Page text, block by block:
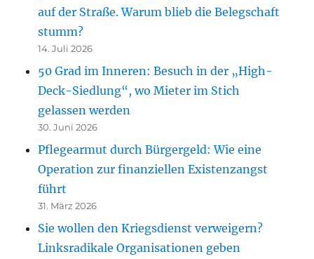
auf der Straße. Warum blieb die Belegschaft
stumm?
14. Juli 2026
50 Grad im Inneren: Besuch in der „High-
Deck-Siedlung“, wo Mieter im Stich
gelassen werden
30. Juni 2026
Pflegearmut durch Bürgergeld: Wie eine
Operation zur finanziellen Existenzangst
führt
31. März 2026
Sie wollen den Kriegsdienst verweigern?
Linksradikale Organisationen geben